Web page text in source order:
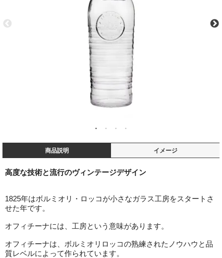
商品説明 イメージ
高度な技術と流行のヴィンテージデザイン
1825年はボルミオリ・ロッコが小さなガラス工房をスタートさ
せた年です。
オフィチーナには、工房という意味があります。
オフィチーナは、ボルミオリロッコの熟練されたノウハウと品
質レベルによって作られています。